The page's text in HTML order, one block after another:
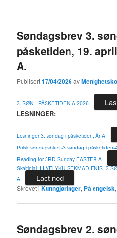
Søndagsbrev 3.
påsketiden, 19.
A.
Publisert17/04/2026av
3. SØN I PÅSKETIDEN-A-2026
LESNINGER:
Lesninger 3. søndag i påsketiden, År A
Polsk søndagsblad -3.søndag i påsketiden-
Reading for 3RD Sunday EASTER-A
Skaitiniai- III VELYKŲ SEKMADIENIS -
A
Last ned
Skrevet iKunngjøringer, På engelsk,
Søndagsbrev 2.